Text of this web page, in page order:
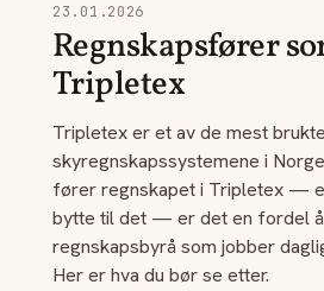
23.01.2026
Regnskapsfører
Tripletex
Tripletex er et av de mest brukte
skyregnskapssystemene i
fører regnskapet i Tripletex —
bytte til det — er det en fordel
regnskapsbyrå som jobber
Her er hva du bør se etter.